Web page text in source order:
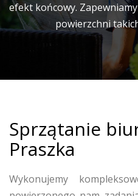
efekt końcowy.
powierzchni
Sprzątanie
Praszka
Wykonujemy